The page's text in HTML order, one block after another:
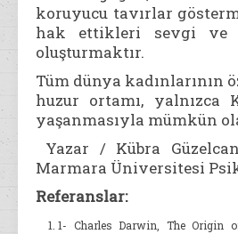
koruyucu tavırlar
hak ettikleri sevgi ve
oluşturmaktır.
Tüm dünya kadınlarının
huzur ortamı, yalnızca
yaşanmasıyla mümkün
Yazar / Kübra
Marmara Üniversitesi
Referanslar:
1- Charles Darwin, The Origin